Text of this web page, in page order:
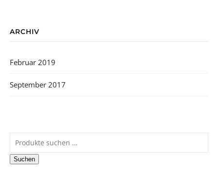
ARCHIV
Februar 2019
September 2017
Suchen nach:
Suchen